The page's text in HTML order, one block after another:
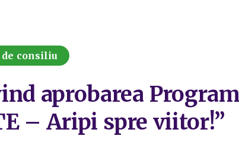
de consiliu
aprobarea
– Aripi spre viitor!”